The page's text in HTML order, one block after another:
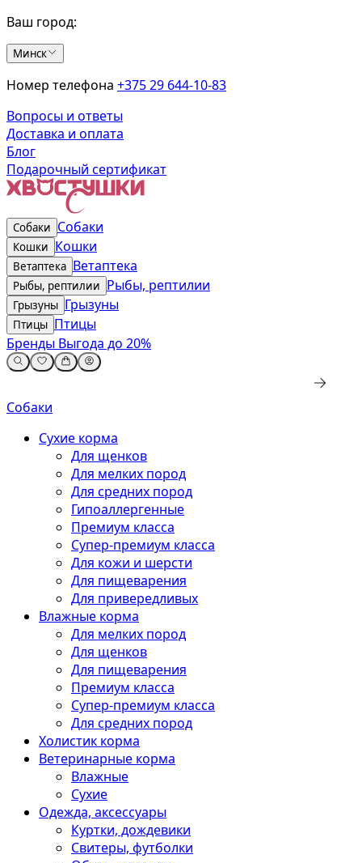
Ваш город:
Минск
Номер телефона +375 29 644-10-83
Вопросы и ответы
Доставка и оплата
Блог
Подарочный сертификат
Собаки Собаки
Кошки Кошки
Ветаптека Ветаптека
Рыбы, рептилии Рыбы, рептилии
Грызуны Грызуны
Птицы Птицы
Бренды Выгода до 20%
Собаки
Сухие корма
Для щенков
Для мелких пород
Для средних пород
Гипоаллергенные
Премиум класса
Супер-премиум класса
Для кожи и шерсти
Для пищеварения
Для привередливых
Влажные корма
Для мелких пород
Для щенков
Для пищеварения
Премиум класса
Супер-премиум класса
Для средних пород
Холистик корма
Ветеринарные корма
Влажные
Сухие
Одежда, аксессуары
Куртки, дождевики
Свитеры, футболки